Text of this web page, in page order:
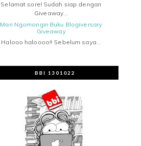
Selamat sore! Sudah siap dengan
Giveaway...
Mari Ngomongin Buku Blogiversary
Giveaway
Halooo haloooo!! Sebelum saya...
BBI 1301022